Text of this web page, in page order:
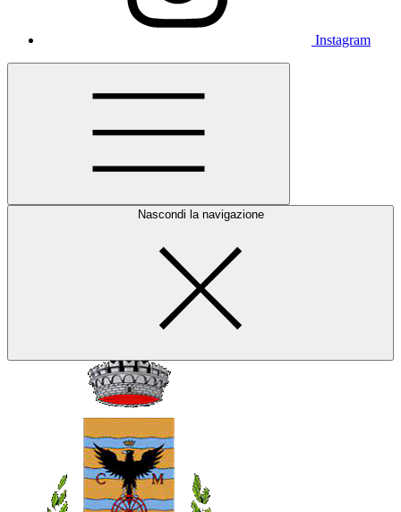
Instagram
Nascondi la navigazione